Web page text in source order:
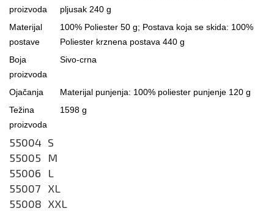
proizvoda
pljusak 240 g
Materijal
postave
100% Poliester 50 g; Postava koja se skida: 100%
Poliester krznena postava 440 g
Boja
proizvoda
Sivo-crna
Ojačanja
Materijal punjenja: 100% poliester punjenje 120 g
Težina
proizvoda
1598 g
55004 S
55005
M
55006
L
55007 XL
55008 XXL